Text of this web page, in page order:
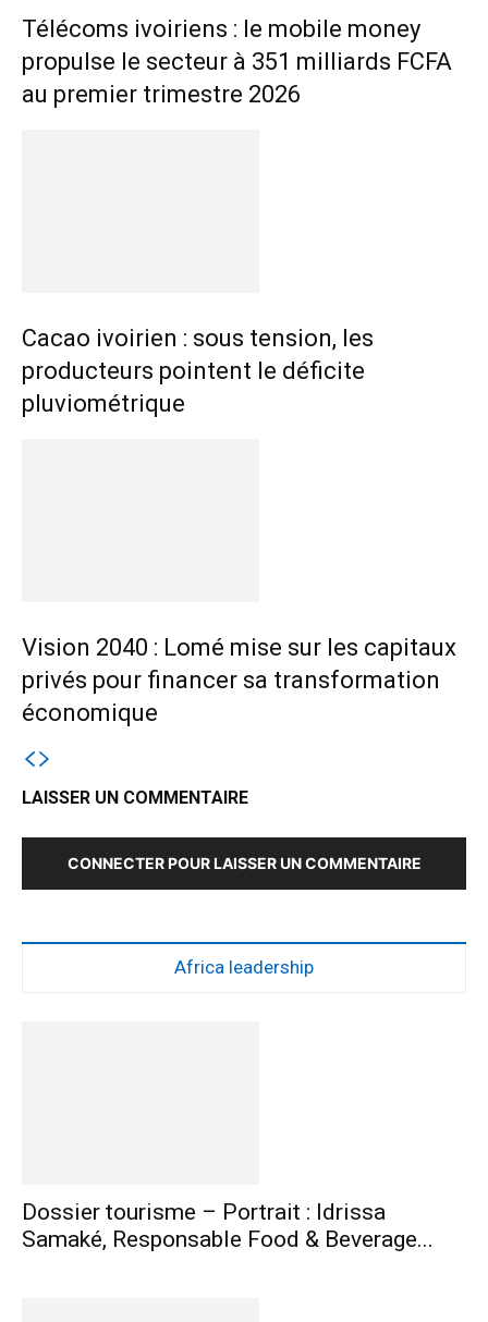
Télécoms ivoiriens : le mobile money
propulse le secteur à 351 milliards FCFA
au premier trimestre 2026
Cacao ivoirien : sous tension, les
producteurs pointent le déficite
pluviométrique
Vision 2040 : Lomé mise sur les capitaux
privés pour financer sa transformation
économique
LAISSER UN COMMENTAIRE
CONNECTER POUR LAISSER UN COMMENTAIRE
Africa leadership
Dossier tourisme – Portrait : Idrissa
Samaké, Responsable Food & Beverage...